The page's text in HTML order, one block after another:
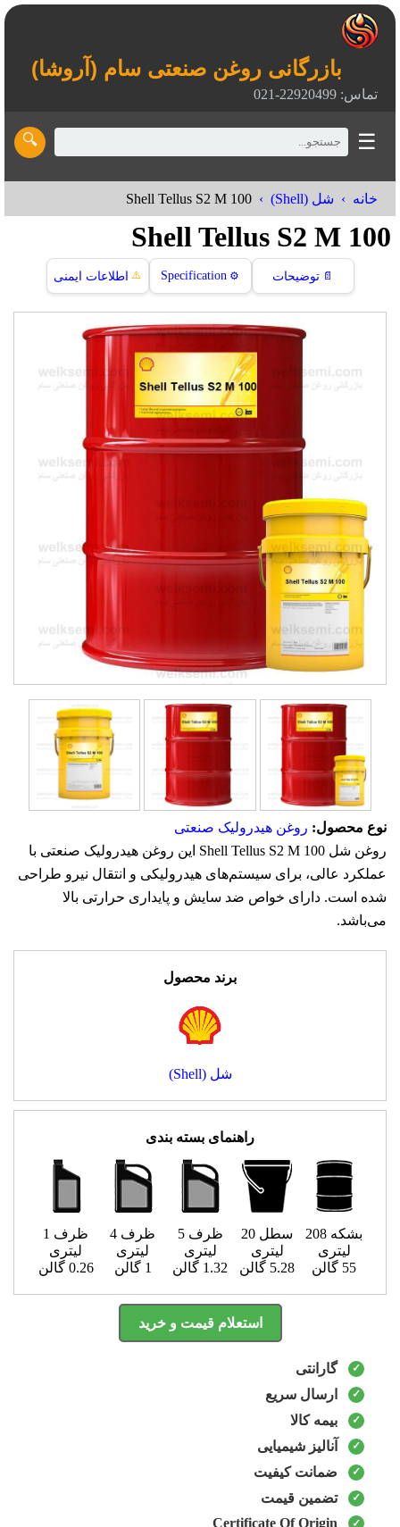
بازرگانی روغن صنعتی سام (آروشا)
تماس: 22920499-021
☰
🔍
خانه شل (Shell) Shell Tellus S2 M 100
Shell Tellus S2 M 100
📄 توضیحات ⚙️
Specification
⚠️ اطلاعات ایمنی
نوع محصول: روغن هیدرولیک صنعتی
روغن شل Shell Tellus S2 M 100 این روغن هیدرولیک صنعتی با
عملکرد عالی، برای سیستم‌های هیدرولیکی و انتقال نیرو طراحی
شده است. دارای خواص ضد سایش و پایداری حرارتی بالا
می‌باشد.
برند محصول
شل (Shell)
راهنمای بسته بندی
بشکه 208
لیتری
55 گالن
سطل 20
لیتری
5.28 گالن
ظرف 5
لیتری
1.32 گالن
ظرف 4
لیتری
1 گالن
ظرف 1
لیتری
0.26 گالن
استعلام قیمت و خرید
گارانتی
ارسال سریع
بیمه کالا
آنالیز شیمیایی
ضمانت کیفیت
تضمین قیمت
Certificate Of Origin